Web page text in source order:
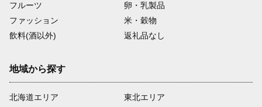
フルーツ
卵・乳製品
ファッション
米・穀物
飲料(酒以外)
返礼品なし
地域から探す
北海道エリア
東北エリア